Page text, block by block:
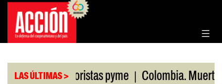
Saltar
contenido
LAS ÚLTIMAS >
minoristas pyme | Colombia. Muertos por